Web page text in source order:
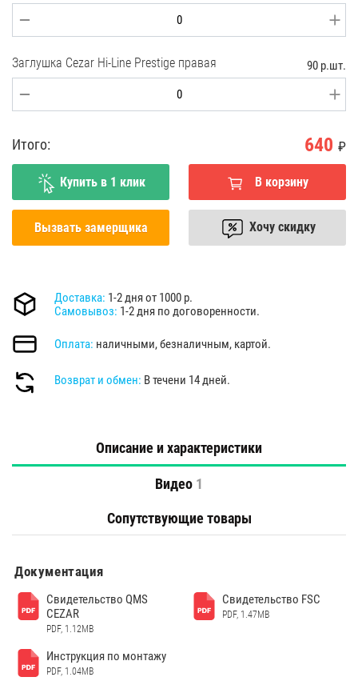
Заглушка Cezar Hi-Line Prestige правая 90 р.шт.
Итого: 640 ₽
Купить в 1 клик В корзину
Вызвать замерщика Хочу скидку
Доставка: 1-2 дня от 1000 р.
Самовывоз: 1-2 дня по договоренности.
Оплата: наличными, безналичным, картой.
Возврат и обмен: В течени 14 дней.
Описание и характеристики
Видео 1
Сопутствующие товары
Документация
Свидетельство QMS
CEZAR
PDF, 1.12MB
Свидетельство FSC
PDF, 1.47MB
Инструкция по монтажу
PDF, 1.04MB